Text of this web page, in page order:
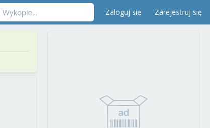
Zaloguj się Zarejestruj się